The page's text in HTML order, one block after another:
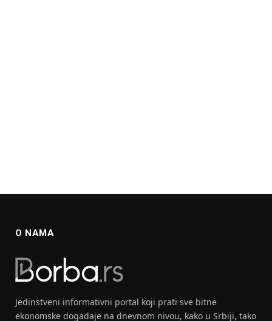
O NAMA
Jedinstveni informativni portal koji prati sve bitne
ekonomske dogadaje na dnevnom nivou, kako u Srbiji, tako